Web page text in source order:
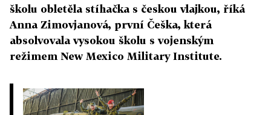
školu obletěla stíhačka s českou vlajkou, říká
Anna Zimovjanová, první Češka, která
absolvovala vysokou školu s vojenským
režimem New Mexico Military Institute.